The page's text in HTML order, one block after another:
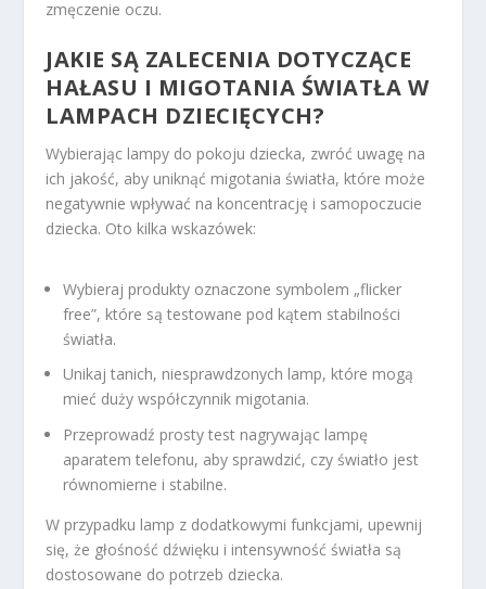
zmęczenie oczu.
JAKIE SĄ ZALECENIA DOTYCZĄCE
HAŁASU I MIGOTANIA ŚWIATŁA W
LAMPACH DZIECIĘCYCH?
Wybierając lampy do pokoju dziecka, zwróć uwagę na
ich jakość, aby uniknąć migotania światła, które może
negatywnie wpływać na koncentrację i samopoczucie
dziecka. Oto kilka wskazówek:
Wybieraj produkty oznaczone symbolem „flicker
free”, które są testowane pod kątem stabilności
światła.
Unikaj tanich, niesprawdzonych lamp, które mogą
mieć duży współczynnik migotania.
Przeprowadź prosty test nagrywając lampę
aparatem telefonu, aby sprawdzić, czy światło jest
równomierne i stabilne.
W przypadku lamp z dodatkowymi funkcjami, upewnij
się, że głośność dźwięku i intensywność światła są
dostosowane do potrzeb dziecka.